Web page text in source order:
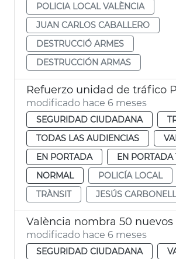
POLICIA LOCAL VALÈNCIA
JUAN CARLOS CABALLERO
DESTRUCCIÓ ARMES
DESTRUCCIÓN ARMAS
Refuerzo unidad de tráfico
modificado hace 6 meses
SEGURIDAD CIUDADANA
TODAS LAS AUDIENCIAS
EN PORTADA
EN PORTADA
NORMAL
POLICÍA LOCAL
TRÀNSIT
JESÚS CARBONELL
modificado hace 6 meses
SEGURIDAD CIUDADANA